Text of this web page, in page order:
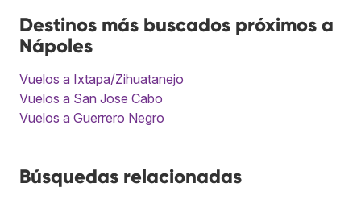
Destinos más buscados próximos a
Nápoles
Vuelos a Ixtapa/Zihuatanejo
Vuelos a San Jose Cabo
Vuelos a Guerrero Negro
Búsquedas relacionadas